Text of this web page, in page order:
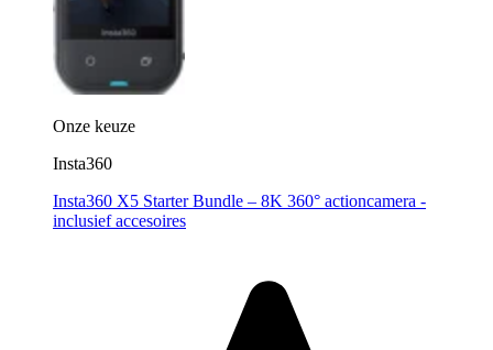
Onze keuze
Insta360
Insta360 X5 Starter Bundle – 8K 360° actioncamera -
inclusief accesoires